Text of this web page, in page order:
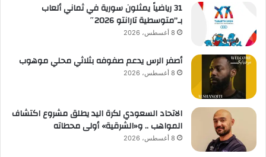
31 رياضياً يمثلون سورية في ثماني ألعاب
بـ”متوسطية تارانتو 2026″
8 أغسطس، 2026
أصفر الرس يدعم صفوفه بثلاثي محلي موهوب
8 أغسطس، 2026
الاتحاد السعودي لكرة اليد يطلق مشروع اكتشاف
المواهب .. و«الشرقية» أولى محطاته
8 أغسطس، 2026